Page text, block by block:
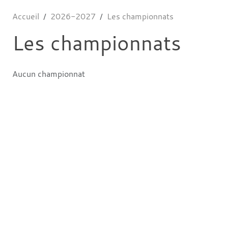
Accueil 2026-2027 Les championnats
Les championnats
Aucun championnat